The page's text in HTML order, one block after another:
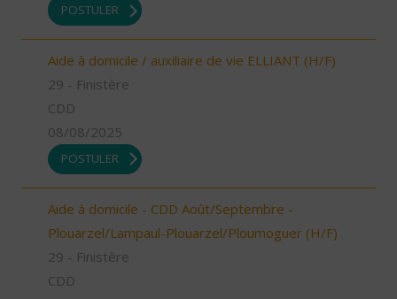
POSTULER
Aide à domicile / auxiliaire de vie ELLIANT (H/F)
29 - Finistère
CDD
08/08/2025
POSTULER
Aide à domicile - CDD Août/Septembre -
Plouarzel/Lampaul-Plouarzel/Ploumoguer (H/F)
29 - Finistère
CDD